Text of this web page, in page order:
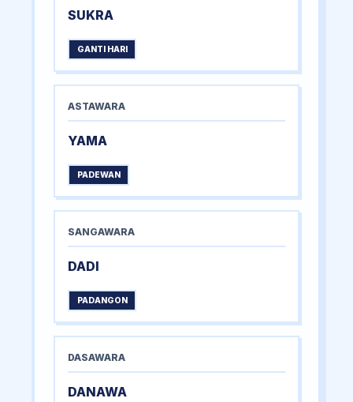
SUKRA
GANTI HARI
ASTAWARA
YAMA
PADEWAN
SANGAWARA
DADI
PADANGON
DASAWARA
DANAWA